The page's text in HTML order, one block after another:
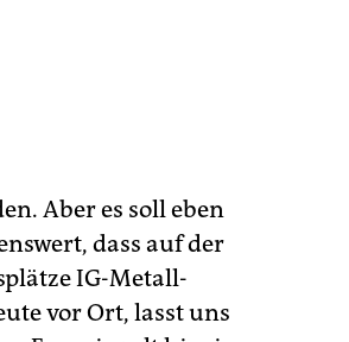
Aber es soll eben
dass auf der
IG-Metall-
vor Ort, lasst uns